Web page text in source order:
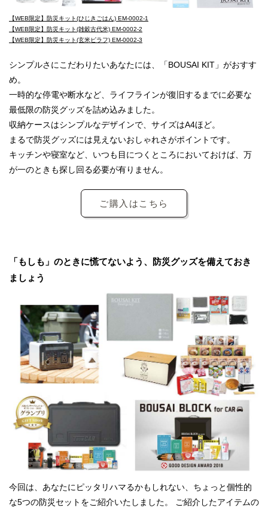
【WEB限定】防災キット(ひじきごはん) EM-0002-1
【WEB限定】防災キット(雑穀古代米) EM-0002-2
【WEB限定】防災キット(玄米ピラフ) EM-0002-3
シンプルさにこだわりたいあなたには、「BOUSAI KIT」がおすす
め。
一時的な停電や断水など、ライフラインが復旧するまでに必要な
最低限の防災グッズを詰め込みました。
収納ケースはシンプルなデザインで、サイズはA4ほど。
まるで防災グッズには見えないおしゃれさがポイントです。
キッチンや寝室など、いつも目につくところにおいておけば、万
が一のときも探し回る必要が有りません。
ご購入はこちら
「もしも」のときに慌てないよう、防災グッズを備えておき
ましょう
今回は、あなたにピッタリハマるかもしれない、ちょっと個性的
な5つの防災セットをご紹介いたしました。 ご紹介したアイテムの